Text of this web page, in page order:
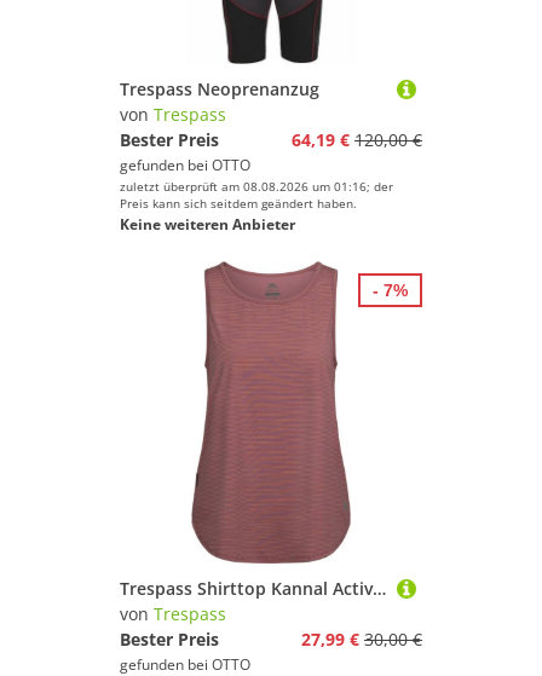
Trespass Neoprenanzug
von Trespass
Bester Preis
64,19 € 120,00 €
gefunden bei OTTO
zuletzt überprüft am 08.08.2026 um 01:16; der
Preis kann sich seitdem geändert haben.
Keine weiteren Anbieter
Trespass Shirttop Kannal Active Vest
von Trespass
Bester Preis
27,99 € 30,00 €
gefunden bei OTTO
- 7%